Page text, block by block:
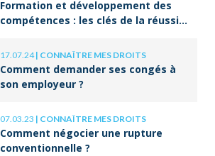
Formation et développement des
compétences : les clés de la réussite
17.07.24| CONNAÎTRE MES DROITS
Comment demander ses congés à
son employeur ?
07.03.23 | CONNAÎTRE MES DROITS
Comment négocier une rupture
conventionnelle ?